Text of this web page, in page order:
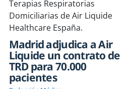
Madrid adjudica a Air
Liquide un contrato de
TRD para 70.000
pacientes